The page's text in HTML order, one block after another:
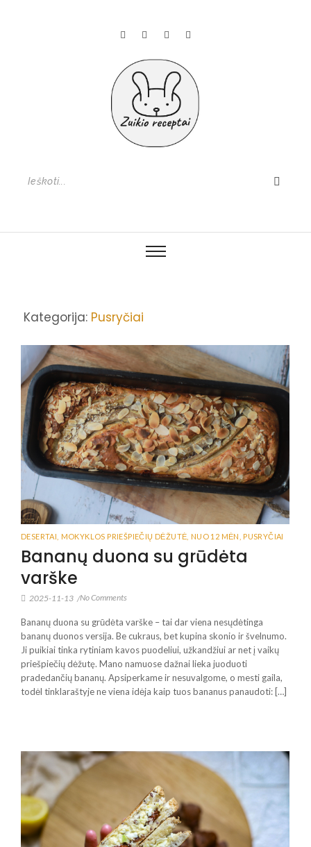
Kategorija: Pusryčiai
DESERTAI MOKYKLOS PRIEŠPIEČIŲ DĖŽUTĖ NUO 12 MĖN PUSRYČIAI
Bananų duona su grūdėta
varške
2025-11-13 /No Comments
Bananų duona su grūdėta varške – tai dar viena nesųdėtinga
bananų duonos versija. Be cukraus, bet kupina skonio ir švelnumo.
Ji puikiai tinka rytiniam kavos puodeliui, užkandžiui ar net į vaikų
priešpiečių dėžutę. Mano namuose dažnai lieka juoduoti
pradedančių bananų. Apsiperkame ir nesuvalgome, o mesti gaila,
todėl tinklaraštyje ne viena idėja kaip tuos bananus panaudoti: […]